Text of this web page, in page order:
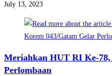
July 13, 2023
Meriahkan HUT RI Ke-
Perlombaan